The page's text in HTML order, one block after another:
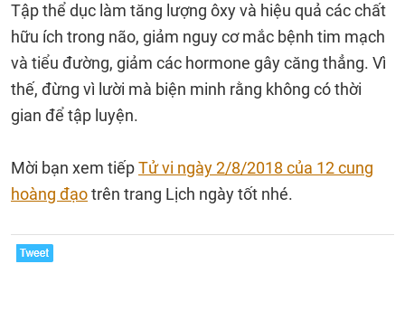
Tập thể dục làm tăng lượng ôxy và hiệu quả các chất
hữu ích trong não, giảm nguy cơ mắc bệnh tim mạch
và tiểu đường, giảm các hormone gây căng thẳng. Vì
thế, đừng vì lười mà biện minh rằng không có thời
gian để tập luyện.
Mời bạn xem tiếpTử vi ngày 2/8/2018 của 12 cung
hoàng đạotrên trang Lịch ngày tốt nhé.